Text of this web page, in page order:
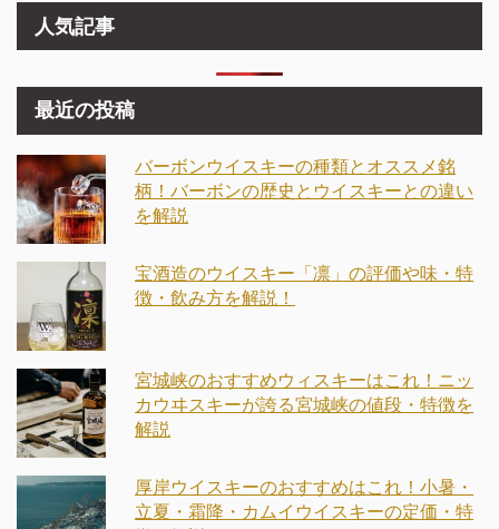
人気記事
最近の投稿
バーボンウイスキーの種類とオススメ銘
柄！バーボンの歴史とウイスキーとの違い
を解説
宝酒造のウイスキー「凛」の評価や味・特
徴・飲み方を解説！
宮城峡のおすすめウィスキーはこれ！ニッ
カウヰスキーが誇る宮城峡の値段・特徴を
解説
厚岸ウイスキーのおすすめはこれ！小暑・
立夏・霜降・カムイウイスキーの定価・特